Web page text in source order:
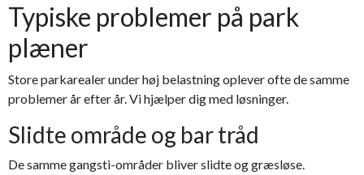
Typiske problemer på park
plæner
Store parkarealer under høj belastning oplever ofte de samme
problemer år efter år. Vi hjælper dig med løsninger.
Slidte område og bar tråd
De samme gangsti-områder bliver slidte og græsløse.